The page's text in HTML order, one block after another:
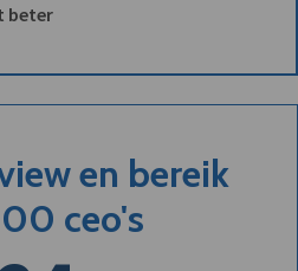
beter
en bereik
ceo's